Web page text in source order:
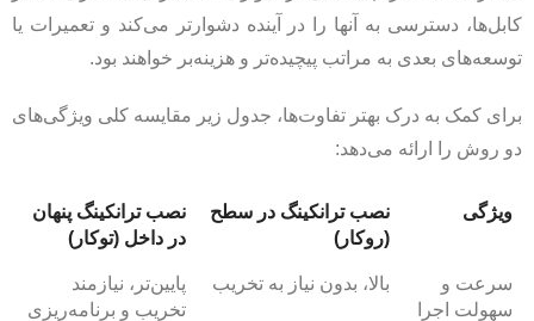
کابل‌ها، دسترسی به آنها را در آینده دشوارتر می‌کند و تعمیرات یا
توسعه‌های بعدی به مراتب پیچیده‌تر و هزینه‌بر خواهند بود.
برای کمک به درک بهتر تفاوت‌ها، جدول زیر مقایسه کلی ویژگی‌های
دو روش را ارائه می‌دهد:
ویژگی
نصب ترانکینگ در سطح
(روکار)
نصب ترانکینگ پنهان
در داخل (توکار)
سرعت و
سهولت اجرا
بالا، بدون نیاز به تخریب
پایین‌تر، نیازمند
تخریب و برنامه‌ریزی